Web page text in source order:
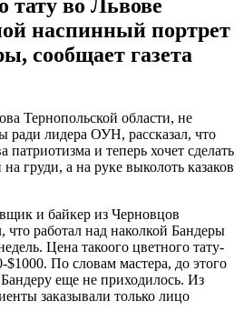
тату во Львове
наспинный портрет
сообщает газета
Тернопольской области, не
лидера ОУН, рассказал, что
патриотизма и теперь хочет сделать
груди, а на руке выколоть казаков
и байкер из Черновцов
работал над наколкой Бандеры
Цена такоого цветного тату-
$1000. По словам мастера, до этого
еще не приходилось. Из
заказывали только лицо